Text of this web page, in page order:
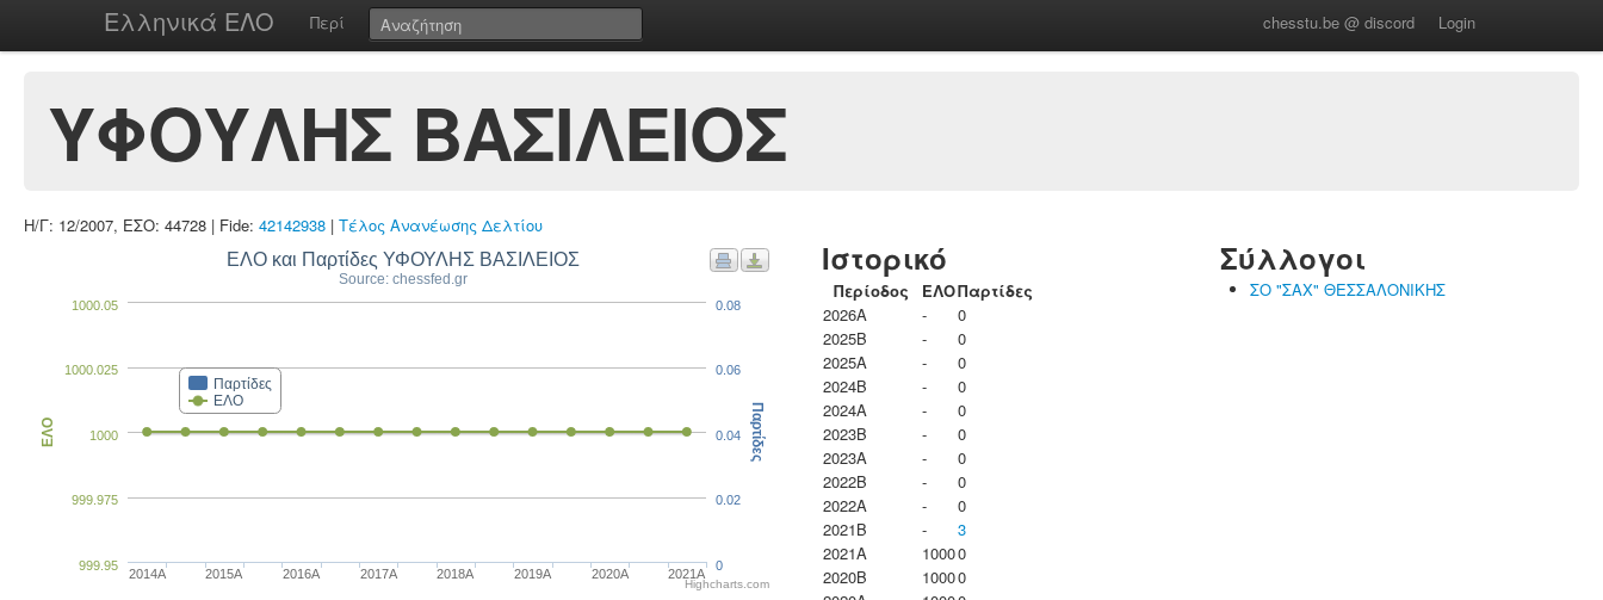
Ελληνικά ΕΛΟ Περί chesstu.be @ discord Login
ΥΦΟΥΛΗΣ ΒΑΣΙΛΕΙΟΣ
Η/Γ: 12/2007, ΕΣΟ: 44728 | Fide: 42142938 | Τέλος Ανανέωσης Δελτίου
ΕΛΟ και Παρτίδες ΥΦΟΥΛΗΣ ΒΑΣΙΛΕΙΟΣ
Source: chessfed.gr
Παρτίδες
ΕΛΟ
2014A 2015A 2016A 2017A 2018A 2019A 2020A 2021A
999.95
999.975
1000
1000.025
1000.05
ΕΛΟ
0
0.02
0.04
0.06
0.08
Παρτίδες
Highcharts.com
Ιστορικό
Περίοδος ΕΛΟΠαρτίδες
2026A
-
0
2025B
-
0
2025A
-
0
2024B
-
0
2024A
-
0
2023B
-
0
2023Α
-
0
2022B
-
0
2022A
-
0
2021B
-
3
2021A
10000
2020B
10000
Σύλλογοι
ΣΟ "ΣΑΧ" ΘΕΣΣΑΛΟΝΙΚΗΣ